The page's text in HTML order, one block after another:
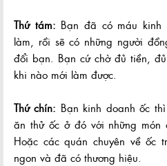
Thứ tám: Bạn đã có máu
làm, rồi sẽ có những người
đổi bạn. Bạn cứ chờ đủ tiền,
khi nào mới làm được.
Thứ chín: Bạn kinh doanh ốc
ăn thử ốc ở đó với những
Hoặc các quán chuyên về
ngon và đã có thương hiệu.